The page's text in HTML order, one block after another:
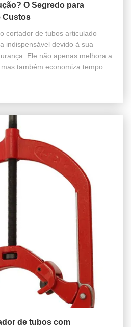
O Segredo para
Custos
cortador de tubos articulado
indispensável devido à sua
Ele não apenas melhora a
também economiza tempo e
de tubos com